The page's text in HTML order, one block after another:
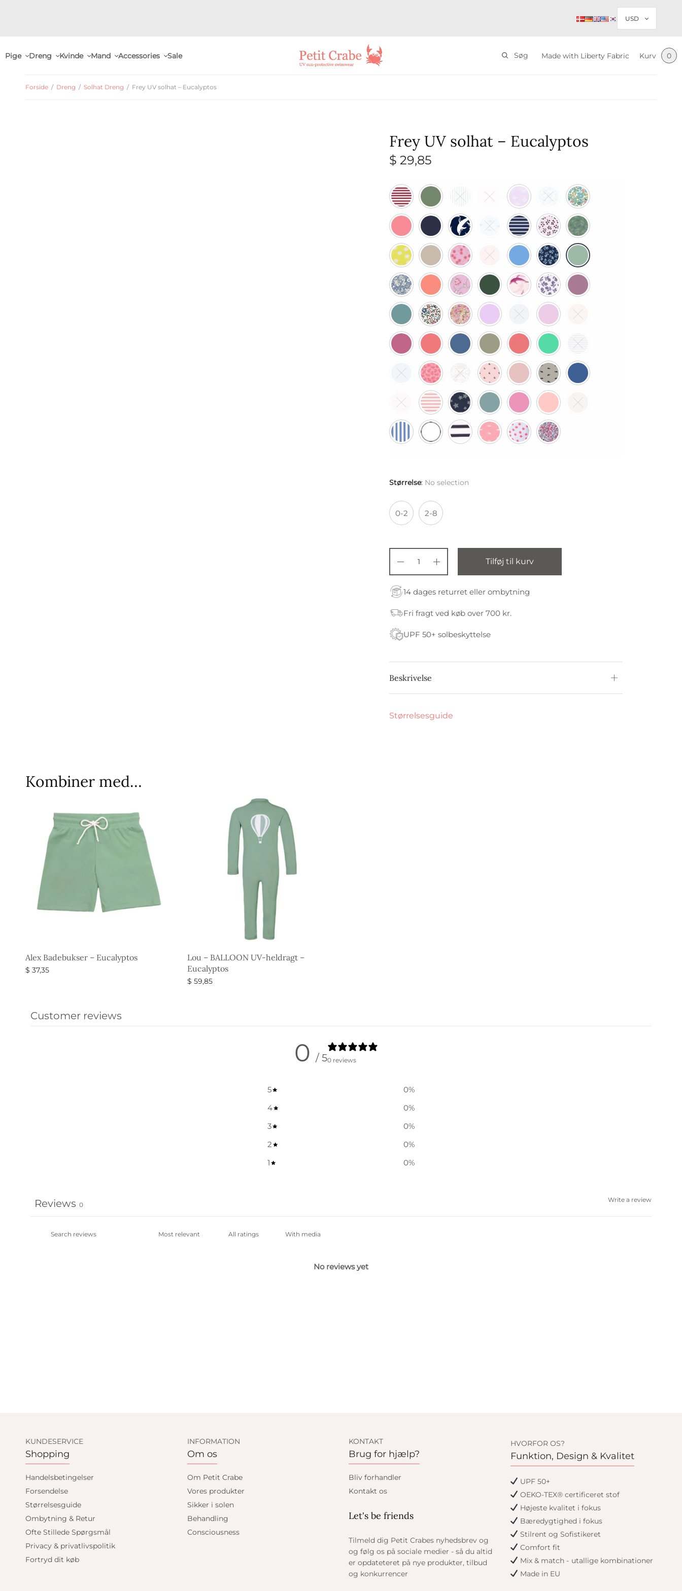
Pige Dreng Kvinde Mand Accessories Sale Søg Made with Liberty Fabric Kurv 0
Forside / Dreng / Solhat Dreng / Frey UV solhat – Eucalyptos
Frey UV solhat – Eucalyptos
$ 29,85
Størrelse: No selection
0-2 2-8
Tilføj til kurv
14 dages returret eller ombytning
Fri fragt ved køb over 700 kr.
UPF 50+ solbeskyttelse
Beskrivelse
Størrelsesguide
Kombiner med…
Alex Badebukser – Eucalyptos
$ 37,35
Lou – BALLOON UV-heldragt –
Eucalyptos
$ 59,85
Customer reviews
0 / 50 reviews
5 0%
4
0%
3
0%
2
0%
1
0%
Write a review
Reviews 0
With media
No reviews yet
KUNDESERVICE
Shopping
Handelsbetingelser
Forsendelse
Størrelsesguide
Ombytning & Retur
Ofte Stillede Spørgsmål
Privacy & privatlivspolitik
Fortryd dit køb
INFORMATION
Om os
Om Petit Crabe
Vores produkter
Sikker i solen
Behandling
Consciousness
KONTAKT
Brug for hjælp?
Bliv forhandler
Kontakt os
Let's be friends
Tilmeld dig Petit Crabes nyhedsbrev og
og følg os på sociale medier - så du altid
er opdateteret på nye produkter, tilbud
og konkurrencer
HVORFOR OS?
Funktion, Design & Kvalitet
UPF 50+
OEKO-TEX® certificeret stof
Højeste kvalitet i fokus
Bæredygtighed i fokus
Stilrent og Sofistikeret
Comfort fit
Mix & match - utallige kombinationer
Made in EU